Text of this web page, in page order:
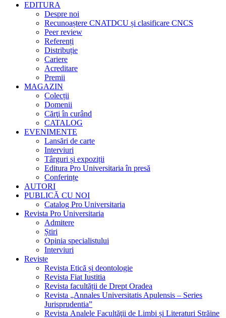
EDITURA
Despre noi
Recunoaștere CNATDCU și clasificare CNCS
Peer review
Referenți
Distribuție
Cariere
Acreditare
Premii
MAGAZIN
Colecții
Domenii
Cărţi în curând
CATALOG
EVENIMENTE
Lansări de carte
Interviuri
Târguri și expoziții
Editura Pro Universitaria în presă
Conferințe
AUTORI
PUBLICĂ CU NOI
Catalog Pro Universitaria
Revista Pro Universitaria
Admitere
Știri
Opinia specialistului
Interviuri
Reviste
Revista Etică și deontologie
Revista Fiat Iustitia
Revista facultății de Drept Oradea
Revista „Annales Universitatis Apulensis – Series
Jurisprudentia”
Revista Analele Facultăţii de Limbi și Literaturi Străine